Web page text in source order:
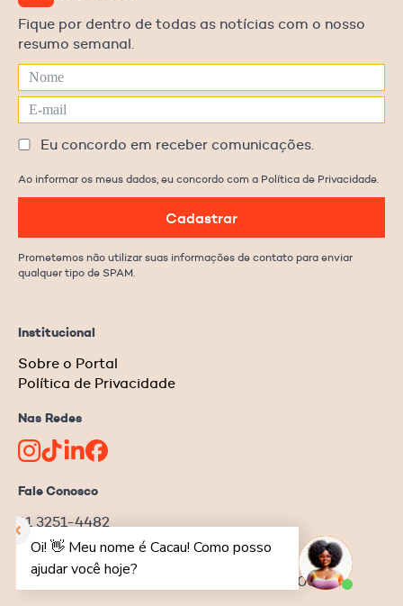
Institucional
Sobre o Portal
Política de Privacidade
Nas Redes
Fale Conosco
11 3251-4482
redacao@ongnews.com.br
Rua Manoel da Nóbrega, 354 – cj.32
Bela Vista | São Paulo–SP | CEP 04001-001
Fique por dentro de todas as notícias com o nosso
resumo semanal.
Eu concordo em receber comunicações.
Ao informar os meus dados, eu concordo com a Política de Privacidade.
Cadastrar
Prometemos não utilizar suas informações de contato para enviar
qualquer tipo de SPAM.